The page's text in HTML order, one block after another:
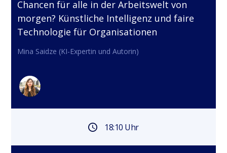
Chancen für alle in der Arbeitswelt von
morgen? Künstliche Intelligenz und faire
Technologie für Organisationen
Mina Saidze (KI-Expertin und Autorin)
18:10 Uhr